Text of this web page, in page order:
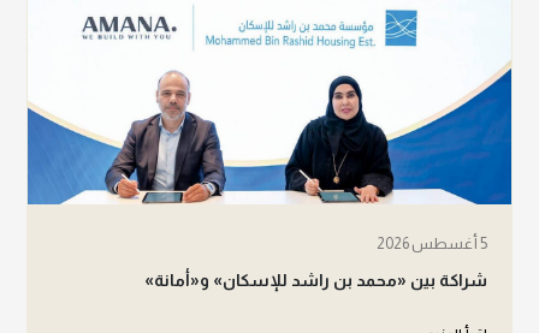
5 أغسطس 2026
شراكة بين «محمد بن راشد للإسكان» و«أمانة»